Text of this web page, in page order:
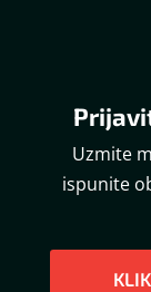
Uzmite
ispunite